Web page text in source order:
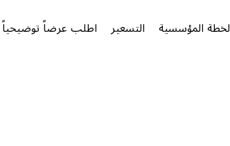
المؤسسية التسعير اطلب عرضاً توضيحياً